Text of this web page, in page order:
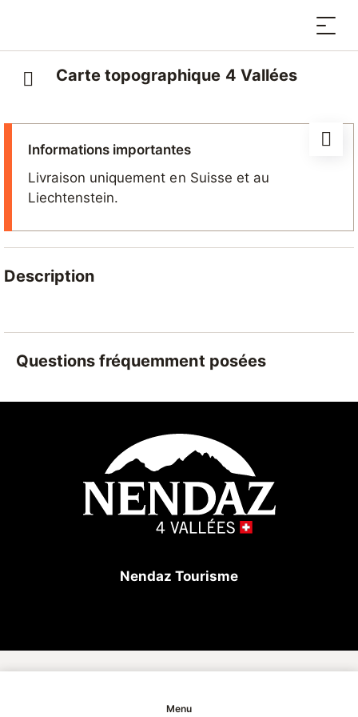
Menu
Carte topographique 4 Vallées
Informations importantes
Livraison uniquement en Suisse et au
Liechtenstein.
Description
pour préparer des randonnées, s’orienter sur le terrain
et découvrir la région en toute autonomie. Un
indispensable pour les amateurs d’activités en
Questions fréquemment posées
Nendaz Tourisme